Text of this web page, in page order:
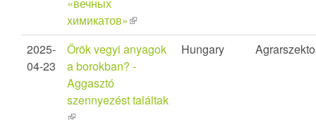
«вечных
химикатов»(link
is
external)
2025-
04-23
Örök vegyi anyagok
a borokban? -
Aggasztó
szennyezést találtak
Hungary